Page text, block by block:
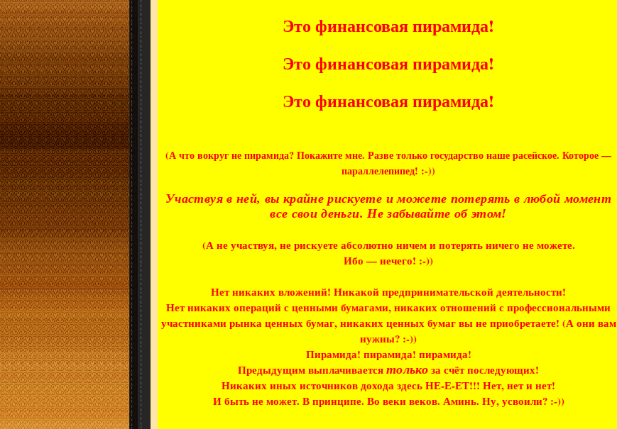
Это финансовая пирамида!
Это финансовая пирамида!
Это финансовая пирамида!
(А что вокруг не пирамида? Покажите мне. Разве только государство наше расейское. Которое —
параллелепипед! :-))
Участвуя в ней, вы крайне рискуете и можете потерять в любой момент
все свои деньги. Не забывайте об этом!
(А не участвуя, не рискуете абсолютно ничем и потерять ничего не можете.
Ибо — нечего! :-))
Нет никаких вложений! Никакой предпринимательской деятельности!
Нет никаких операций с ценными бумагами, никаких отношений с профессиональными
участниками рынка ценных бумаг, никаких ценных бумаг вы не приобретаете! (А они вам
нужны? :-))
Пирамида! пирамида! пирамида!
Предыдущим выплачивается только за счёт последующих!
Никаких иных источников дохода здесь НЕ-Е-ЕТ!!! Нет, нет и нет!
И быть не может. В принципе. Во веки веков. Аминь. Ну, усвоили? :-))